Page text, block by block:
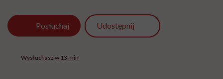
Posłuchaj Udostępnij
Wysłuchasz w 13 min